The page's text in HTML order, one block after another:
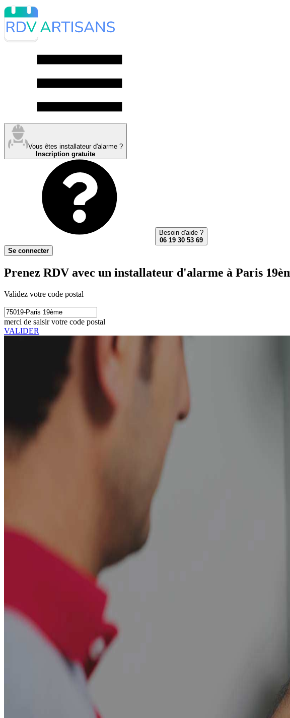
Vous êtes installateur d'alarme ?
Inscription gratuite
Besoin d'aide ?
06 19 30 53 69
Se connecter
Prenez RDV avec un installateur d'alarme à Paris
Validez votre code postal
merci de saisir votre code postal
VALIDER